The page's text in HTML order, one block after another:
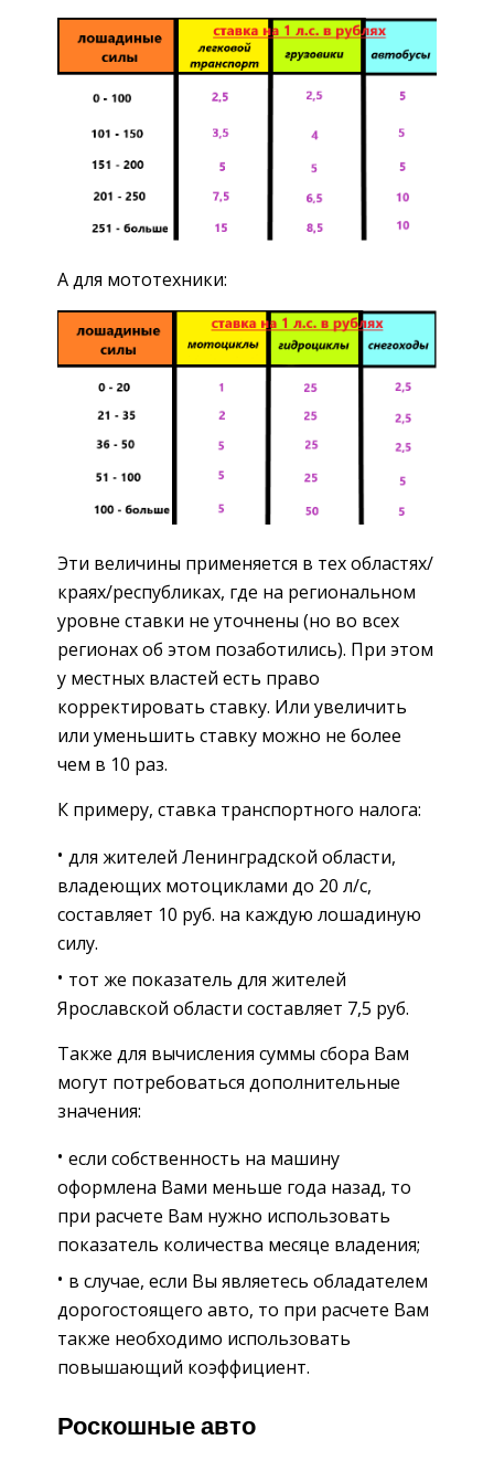
А для мототехники:
Эти величины применяется в тех областях/
краях/республиках, где на региональном
уровне ставки не уточнены (но во всех
регионах об этом позаботились). При этом
у местных властей есть право
корректировать ставку. Или увеличить
или уменьшить ставку можно не более
чем в 10 раз.
К примеру, ставка транспортного налога:
для жителей Ленинградской области,
владеющих мотоциклами до 20 л/с,
составляет 10 руб. на каждую лошадиную
силу.
тот же показатель для жителей
Ярославской области составляет 7,5 руб.
Также для вычисления суммы сбора Вам
могут потребоваться дополнительные
значения:
если собственность на машину
оформлена Вами меньше года назад, то
при расчете Вам нужно использовать
показатель количества месяце владения;
в случае, если Вы являетесь обладателем
дорогостоящего авто, то при расчете Вам
также необходимо использовать
повышающий коэффициент.
Роскошные авто